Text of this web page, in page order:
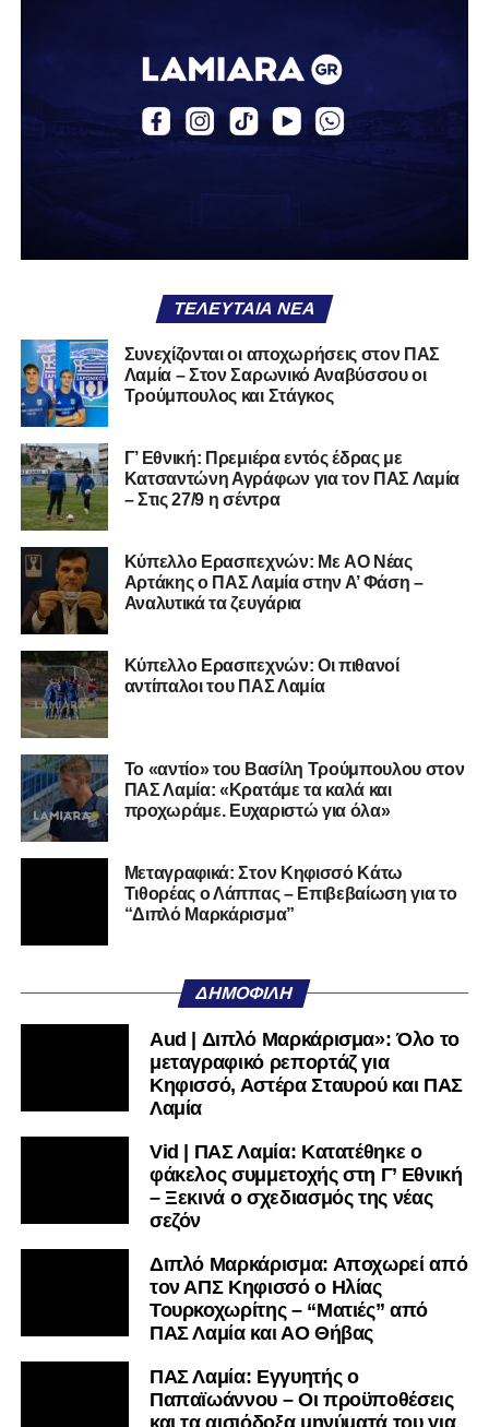
στόχος του Ρήγα Φεραίου είναι να κλείσει άμεσα το
ζήτημα του προπονητή, προκειμένου να προχωρήσει
απρόσκοπτα ο σχεδιασμός ενόψει της επιστροφής του
στη Γ’ Εθνική.
Facebook, στοTwitterκαι στοInstagram για να
ΤΕΛΕΥΤΑΊΑ ΝΈΑ
Συνεχίζονται οι αποχωρήσεις στον ΠΑΣ
Λαμία – Στον Σαρωνικό Αναβύσσου οι
Τρούμπουλος και Στάγκος
Γ’ Εθνική: Πρεμιέρα εντός έδρας με
Κατσαντώνη Αγράφων για τον ΠΑΣ Λαμία
– Στις 27/9 η σέντρα
Kύπελλο Ερασιτεχνών: Με AO Nέας
Αρτάκης ο ΠΑΣ Λαμία στην Α’ Φάση –
Αναλυτικά τα ζευγάρια
Κύπελλο Ερασιτεχνών: Οι πιθανοί
αντίπαλοι του ΠΑΣ Λαμία
Το «αντίο» του Βασίλη Τρούμπουλου στον
ΠΑΣ Λαμία: «Κρατάμε τα καλά και
προχωράμε. Ευχαριστώ για όλα»
Μεταγραφικά: Στον Κηφισσό Κάτω
Τιθορέας ο Λάππας – Επιβεβαίωση για το
“Διπλό Μαρκάρισμα”
ΔΗΜΟΦΙΛΉ
Aud | Διπλό Μαρκάρισμα»: Όλο το
μεταγραφικό ρεπορτάζ για
Κηφισσό, Αστέρα Σταυρού και ΠΑΣ
Λαμία
Vid | ΠΑΣ Λαμία: Κατατέθηκε ο
φάκελος συμμετοχής στη Γ’ Εθνική
– Ξεκινά ο σχεδιασμός της νέας
σεζόν
Διπλό Μαρκάρισμα: Αποχωρεί από
τον ΑΠΣ Κηφισσό ο Ηλίας
Τουρκοχωρίτης – “Ματιές” από
ΠΑΣ Λαμία και ΑΟ Θήβας
ΠΑΣ Λαμία: Εγγυητής ο
Παπαϊωάννου – Οι προϋποθέσεις
και τα αισιόδοξα μηνύματά του για